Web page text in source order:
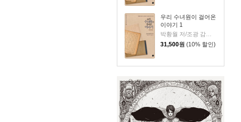
우리 수녀원이 걸어온
이야기 1
31,500원 (10% 할인)